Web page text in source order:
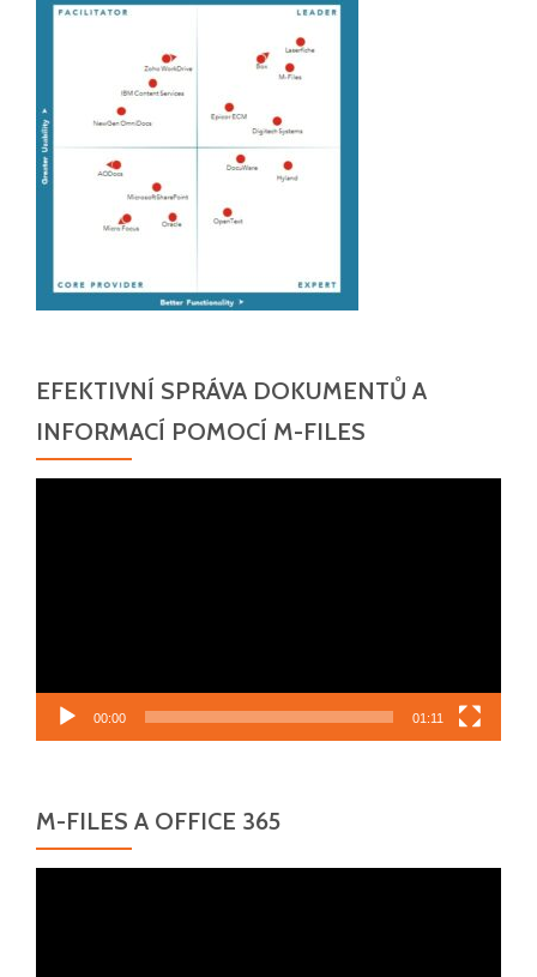
EFEKTIVNÍ SPRÁVA DOKUMENTŮ A
INFORMACÍ POMOCÍ M-FILES
00:00 01:11
M-FILES A OFFICE 365